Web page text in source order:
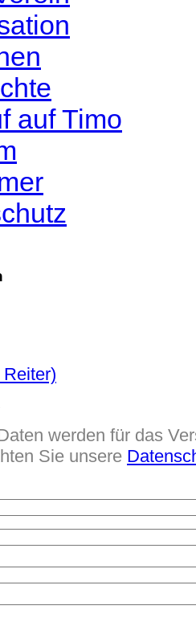
auf Timo
werden für das
Sie unsere